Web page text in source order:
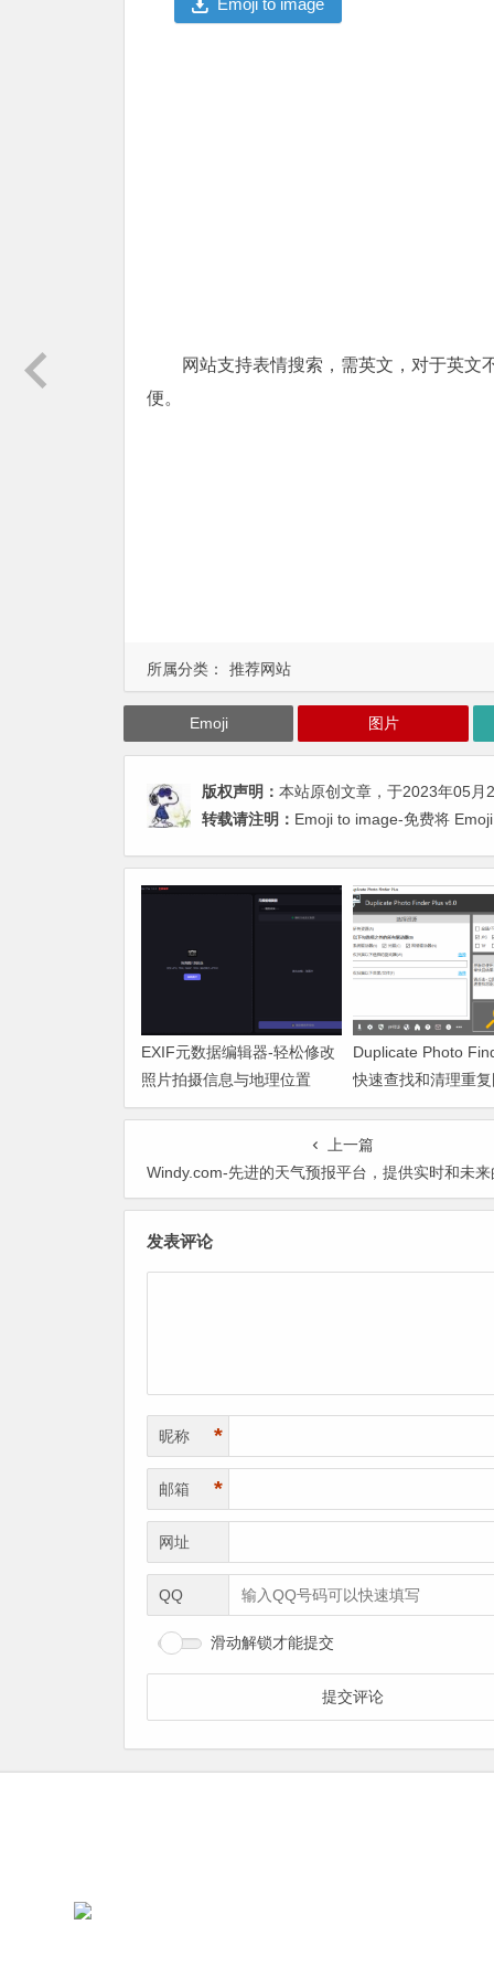
Emoji to image
网站支持表情搜索，需英文，对于英文
便。
所属分类： 推荐网站
Emoji 图片
版权声明： 本站原创文章，于2023年05月
转载请注明： Emoji to image-免费将
EXIF元数据编辑器-轻松修改
照片拍摄信息与地理位置
Duplicate Photo
快速查找和清理重
上一篇
Windy.com-先进的天气预报平台，提供实时和未来的气象
发表评论
昵称 *
邮箱 *
网址
QQ
滑动解锁才能提交